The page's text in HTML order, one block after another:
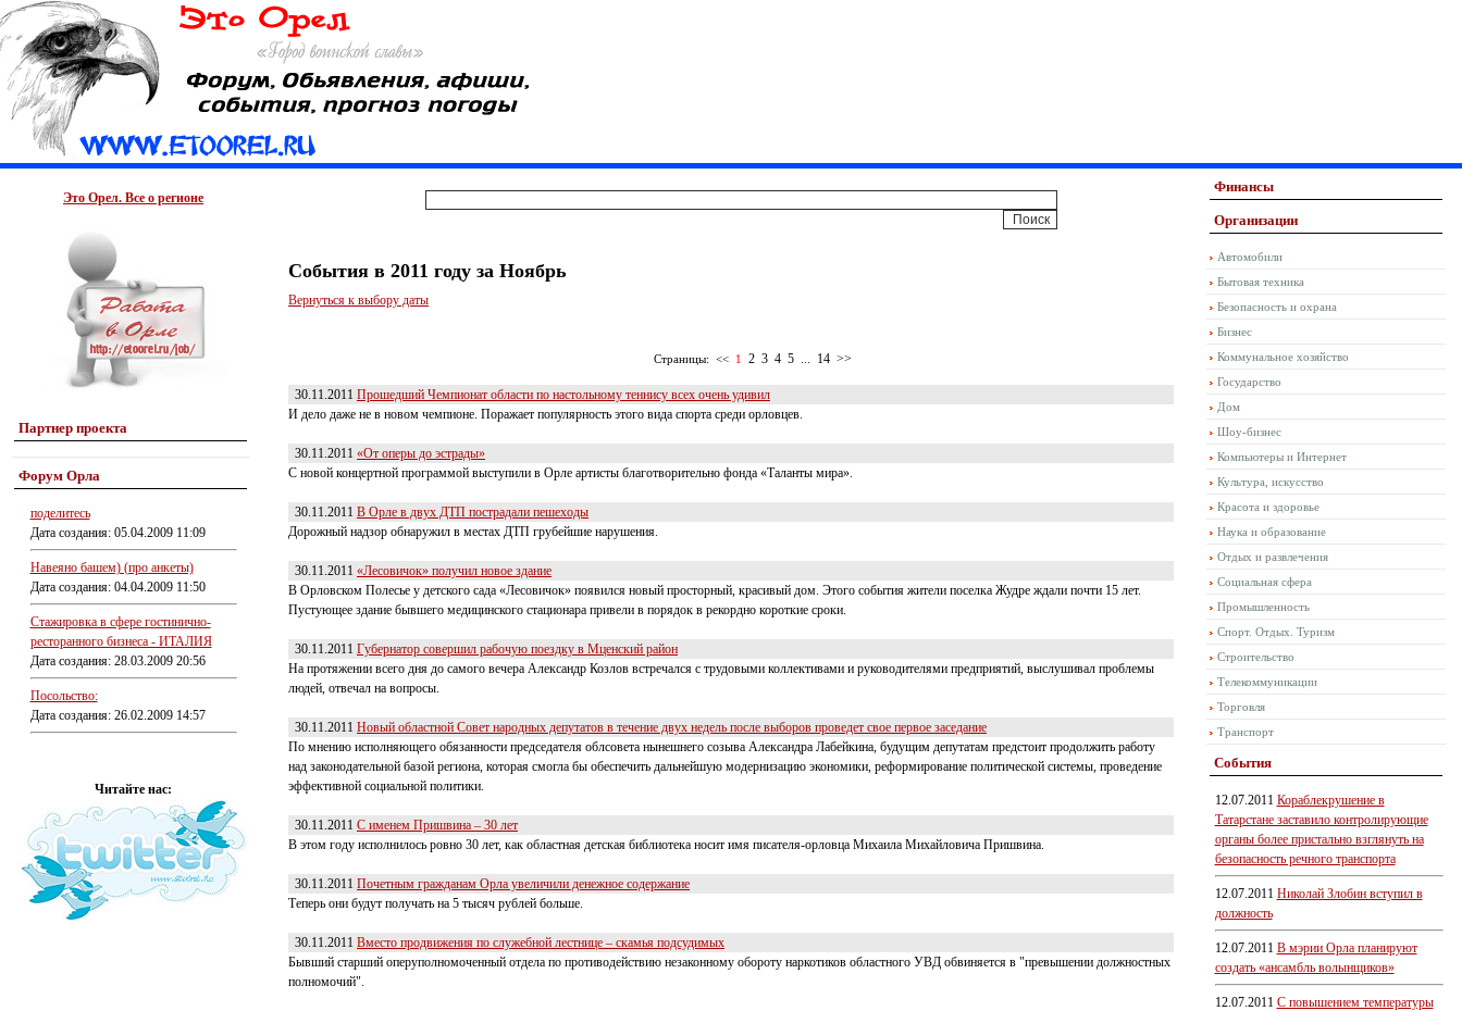
Это Орел. Все о регионе
Партнер проекта
Форум Орла
поделитесь
Дата создания: 05.04.2009 11:09
Навеяно башем) (про анкеты)
Дата создания: 04.04.2009 11:50
Стажировка в сфере гостинично-
ресторанного бизнеса - ИТАЛИЯ
Дата создания: 28.03.2009 20:56
Посольство:
Дата создания: 26.02.2009 14:57
Читайте нас:
События в 2011 году за Ноябрь
Вернуться к выбору даты
Страницы: << 1 2 3 4 5 14 >>
30.11.2011 Прошедший Чемпионат области по настольному теннису всех очень удивил
И дело даже не в новом чемпионе. Поражает популярность этого вида спорта среди орловцев.
30.11.2011 «От оперы до эстрады»
С новой концертной программой выступили в Орле артисты благотворительно фонда «Таланты мира».
30.11.2011 В Орле в двух ДТП пострадали пешеходы
Дорожный надзор обнаружил в местах ДТП грубейшие нарушения.
30.11.2011 «Лесовичок» получил новое здание
В Орловском Полесье у детского сада «Лесовичок» появился новый просторный, красивый дом. Этого события жители поселка Жудре ждали почти 15 лет.
Пустующее здание бывшего медицинского стационара привели в порядок в рекордно короткие сроки.
30.11.2011 Губернатор совершил рабочую поездку в Мценский район
На протяжении всего дня до самого вечера Александр Козлов встречался с трудовыми коллективами и руководителями предприятий, выслушивал проблемы
людей, отвечал на вопросы.
30.11.2011 Новый областной Совет народных депутатов в течение двух недель после выборов проведет свое первое заседание
По мнению исполняющего обязанности председателя облсовета нынешнего созыва Александра Лабейкина, будущим депутатам предстоит продолжить работу
над законодательной базой региона, которая смогла бы обеспечить дальнейшую модернизацию экономики, реформирование политической системы, проведение
эффективной социальной политики.
30.11.2011 С именем Пришвина – 30 лет
В этом году исполнилось ровно 30 лет, как областная детская библиотека носит имя писателя-орловца Михаила Михайловича Пришвина.
30.11.2011 Почетным гражданам Орла увеличили денежное содержание
Теперь они будут получать на 5 тысяч рублей больше.
30.11.2011 Вместо продвижения по служебной лестнице – скамья подсудимых
Бывший старший оперуполномоченный отдела по противодействию незаконному обороту наркотиков областного УВД обвиняется в "превышении должностных
полномочий".
Финансы
Организации
Автомобили
Бытовая техника
Безопасность и охрана
Бизнес
Коммунальное хозяйство
Государство
Дом
Шоу-бизнес
Компьютеры и Интернет
Культура, искусство
Красота и здоровье
Наука и образование
Отдых и развлечения
Социальная сфера
Промышленность
Спорт. Отдых. Туризм
Строительство
Телекоммуникации
Торговля
Транспорт
События
12.07.2011 Кораблекрушение в
Татарстане заставило контролирующие
органы более пристально взглянуть на
безопасность речного транспорта
12.07.2011 Николай Злобин вступил в
должность
12.07.2011 В мэрии Орла планируют
создать «ансамбль волынщиков»
12.07.2011 С повышением температуры